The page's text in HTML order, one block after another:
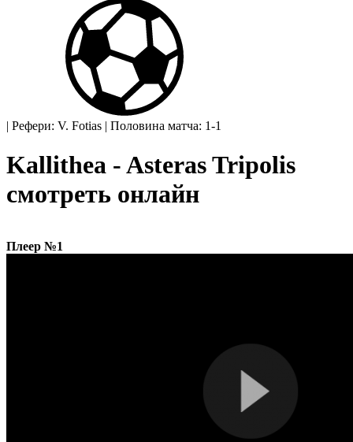
| Рефери: V. Fotias | Половина матча: 1-1
Kallithea - Asteras Tripolis
смотреть онлайн
Плеер №1